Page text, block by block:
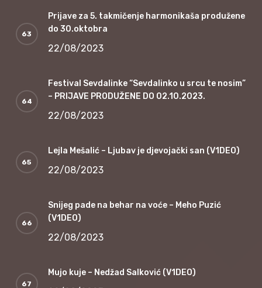
Prijave za 5. takmičenje harmonikaša produžene
do 30.oktobra
22/08/2023
Festival Sevdalinke “Sevdalinko u srcu te nosim”
– PRIJAVE PRODUŽENE DO 02.10.2023.
22/08/2023
Lejla Mešalić – Ljubav je djevojački san (V1DEO)
22/08/2023
Snijeg pade na behar na voće – Meho Puzić
(V1DEO)
22/08/2023
Mujo kuje – Nedžad Salković (V1DEO)